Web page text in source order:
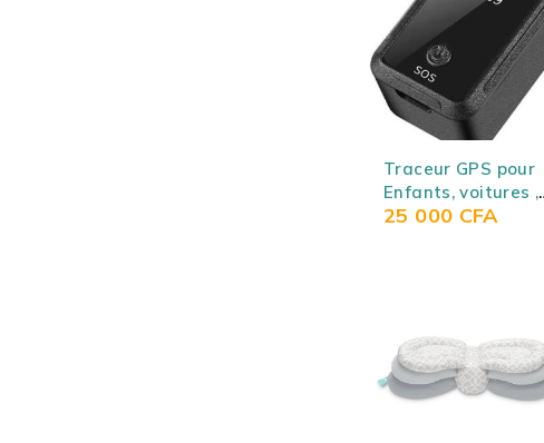
Traceur GPS pour
Enfants, voitures ,
Personnes âgées,
25 000 CFA